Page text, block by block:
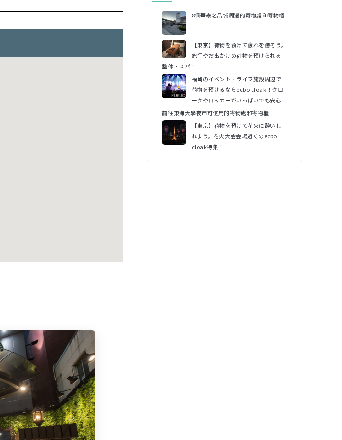
8個華泰名品城周邊的寄物處和寄物櫃
【東京】荷物を預けて疲れを癒そう。
旅行やお出かけの荷物を預けられる
整体・スパ！
福岡のイベント・ライブ施設周辺で
荷物を預けるならecbo cloak！クロ
ークやロッカーがいっぱいでも安心
前往東海大學夜市可使用的寄物處和寄物櫃
【東京】荷物を預けて花火に酔いし
れよう。花火大会会場近くのecbo
cloak特集！